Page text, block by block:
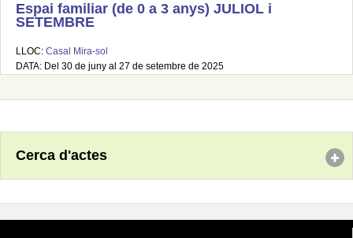
Espai familiar (de 0 a 3 anys) JULIOL i
SETEMBRE
LLOC: Casal Mira-sol
DATA: Del 30 de juny al 27 de setembre de 2025
Cerca d'actes